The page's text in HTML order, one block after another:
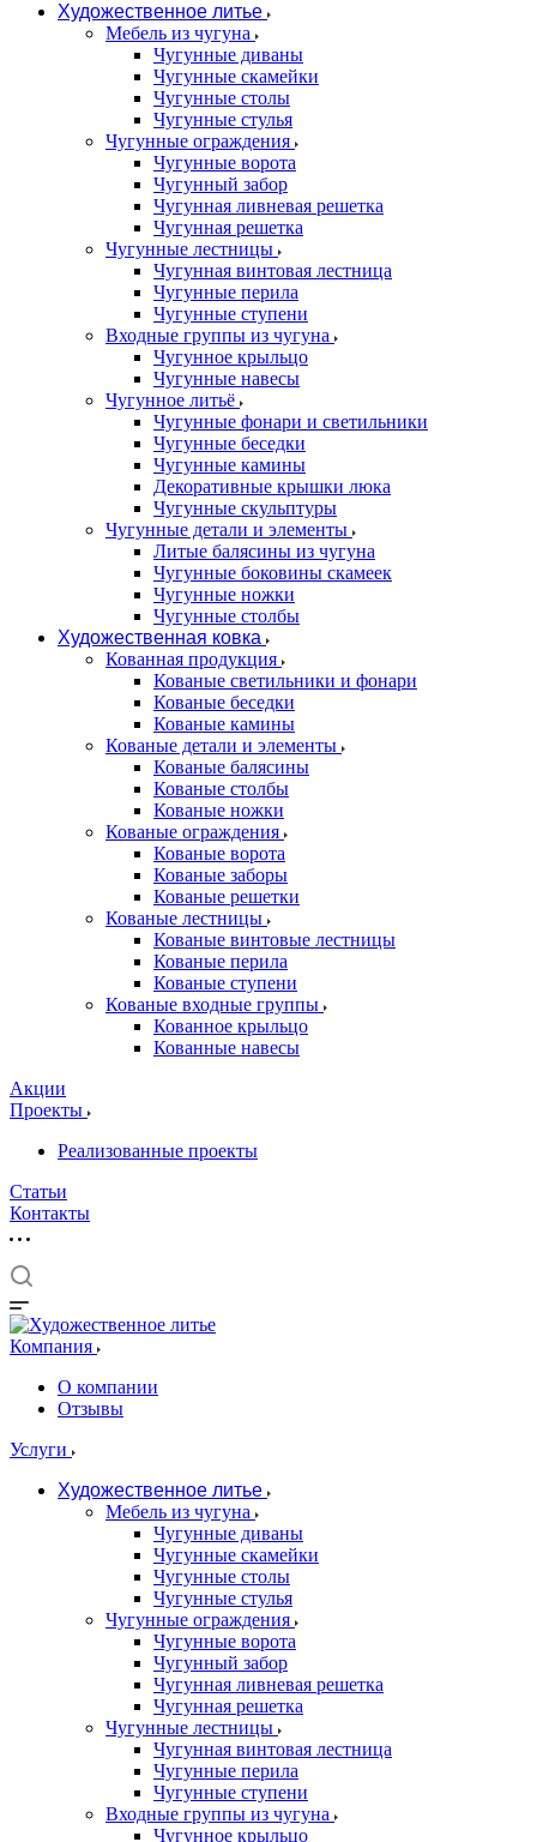
Художественное литье
Мебель из чугуна
Чугунные диваны
Чугунные скамейки
Чугунные столы
Чугунные стулья
Чугунные ограждения
Чугунные ворота
Чугунный забор
Чугунная ливневая решетка
Чугунная решетка
Чугунные лестницы
Чугунная винтовая лестница
Чугунные перила
Чугунные ступени
Входные группы из чугуна
Чугунное крыльцо
Чугунные навесы
Чугунное литьё
Чугунные фонари и светильники
Чугунные беседки
Чугунные камины
Декоративные крышки люка
Чугунные скульптуры
Чугунные детали и элементы
Литые балясины из чугуна
Чугунные боковины скамеек
Чугунные ножки
Чугунные столбы
Художественная ковка
Кованная продукция
Кованые светильники и фонари
Кованые беседки
Кованые камины
Кованые детали и элементы
Кованые балясины
Кованые столбы
Кованые ножки
Кованые ограждения
Кованые ворота
Кованые заборы
Кованые решетки
Кованые лестницы
Кованые винтовые лестницы
Кованые перила
Кованые ступени
Кованые входные группы
Кованное крыльцо
Кованные навесы
Акции
Проекты
Реализованные проекты
Статьи
Контакты
Компания
О компании
Отзывы
Услуги
Художественное литье
Мебель из чугуна
Чугунные диваны
Чугунные скамейки
Чугунные столы
Чугунные стулья
Чугунные ограждения
Чугунные ворота
Чугунный забор
Чугунная ливневая решетка
Чугунная решетка
Чугунные лестницы
Чугунная винтовая лестница
Чугунные перила
Чугунные ступени
Входные группы из чугуна
Чугунное крыльцо